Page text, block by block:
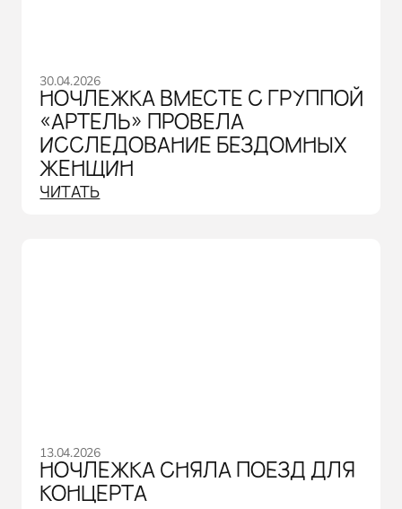
30.04.2026
НОЧЛЕЖКА ВМЕСТЕ С ГРУППОЙ
«АРТЕЛЬ» ПРОВЕЛА
ИССЛЕДОВАНИЕ БЕЗДОМНЫХ
ЖЕНЩИН
ЧИТАТЬ
13.04.2026
НОЧЛЕЖКА СНЯЛА ПОЕЗД ДЛЯ
КОНЦЕРТА